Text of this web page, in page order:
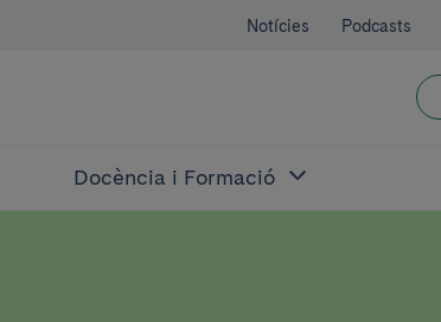
Notícies Podcasts
Docència i Formació